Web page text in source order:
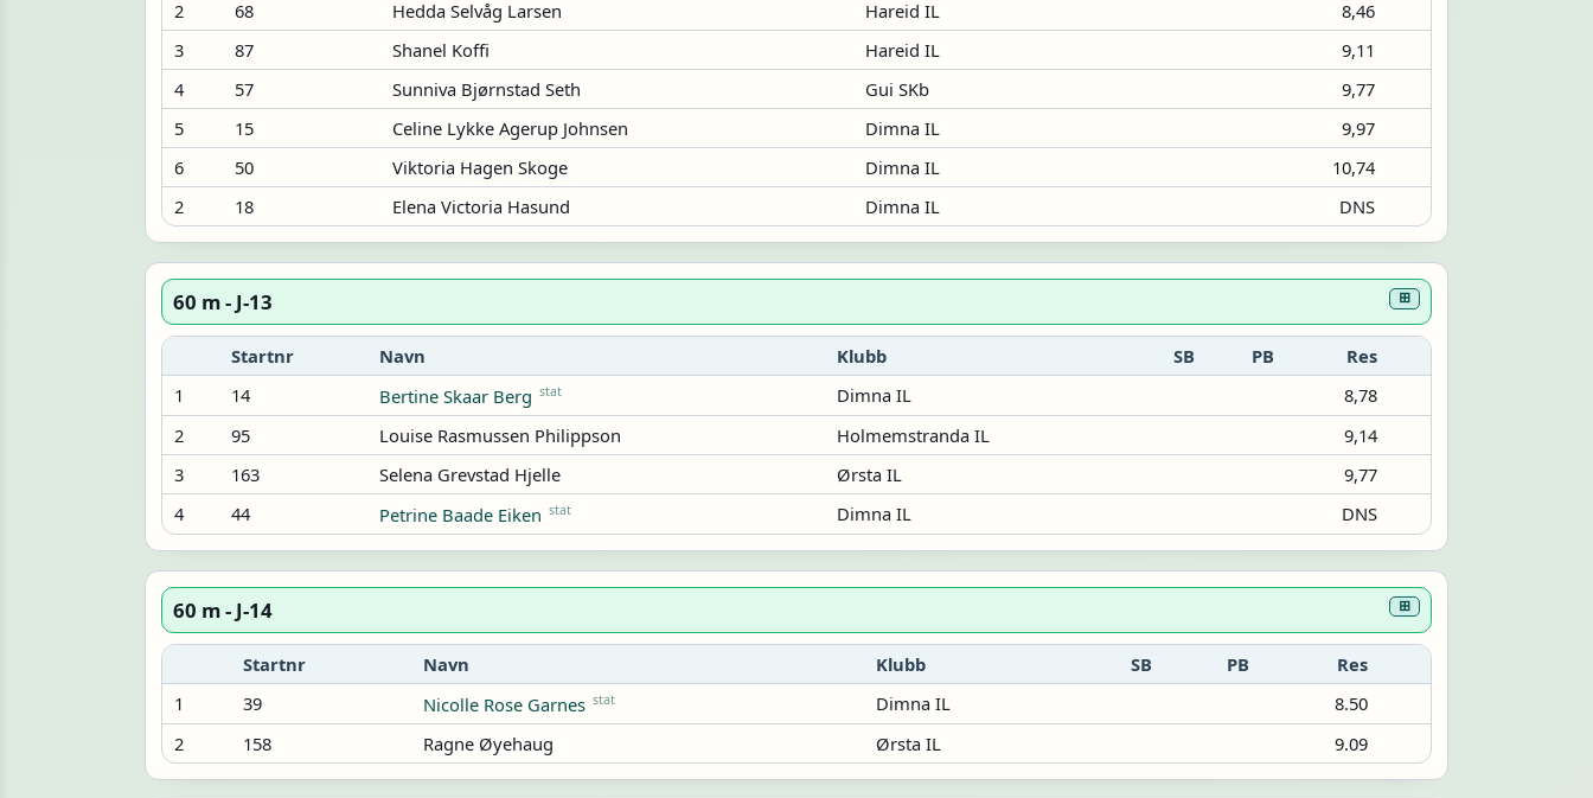
2
68 Hedda Selvåg Larsen Hareid IL
8,46
3
87 Shanel Koffi Hareid IL
9,11
4
57 Sunniva Bjørnstad Seth Gui SKb
9,77
5
15 Celine Lykke Agerup Johnsen Dimna IL
9,97
6
50 Viktoria Hagen Skoge Dimna IL
10,74
2
18 Elena Victoria Hasund Dimna IL DNS
60 m - J-13 ⊞
Startnr Navn Klubb SB PB
Res
1
14 Bertine Skaar Berg stat Dimna IL
8,78
2
95 Louise Rasmussen Philippson Holmemstranda IL
9,14
3
163 Selena Grevstad Hjelle Ørsta IL
9,77
4
44 Petrine Baade Eiken stat Dimna IL DNS
60 m - J-14 ⊞
Startnr Navn Klubb SB PB
Res
1
39 Nicolle Rose Garnes stat Dimna IL
8.50
2
158 Ragne Øyehaug Ørsta IL 9.09